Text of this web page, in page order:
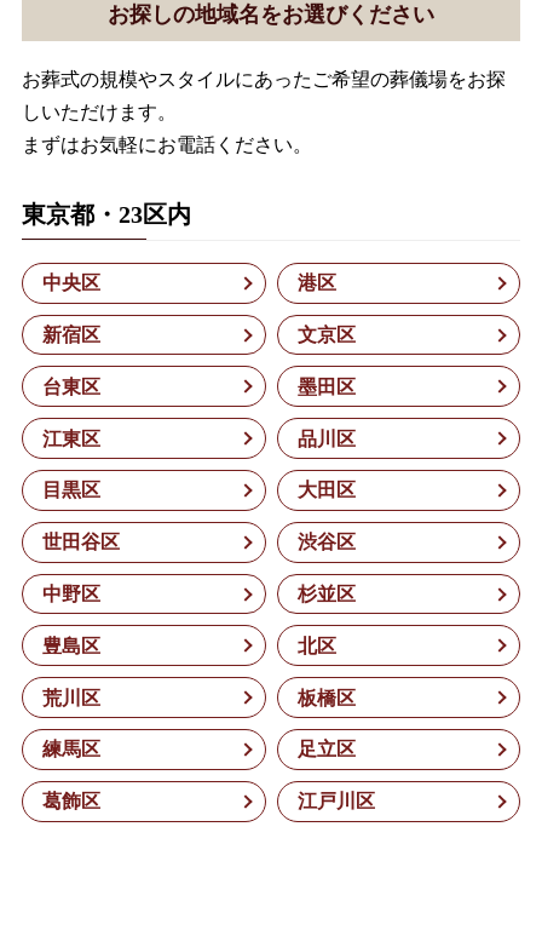
お探しの地域名をお選びください
お葬式の規模やスタイルにあったご希望の葬儀場をお探
しいただけます。
まずはお気軽にお電話ください。
東京都・23区内
中央区 港区
新宿区 文京区
台東区 墨田区
江東区 品川区
目黒区 大田区
世田谷区 渋谷区
中野区 杉並区
豊島区 北区
荒川区 板橋区
練馬区 足立区
葛飾区 江戸川区